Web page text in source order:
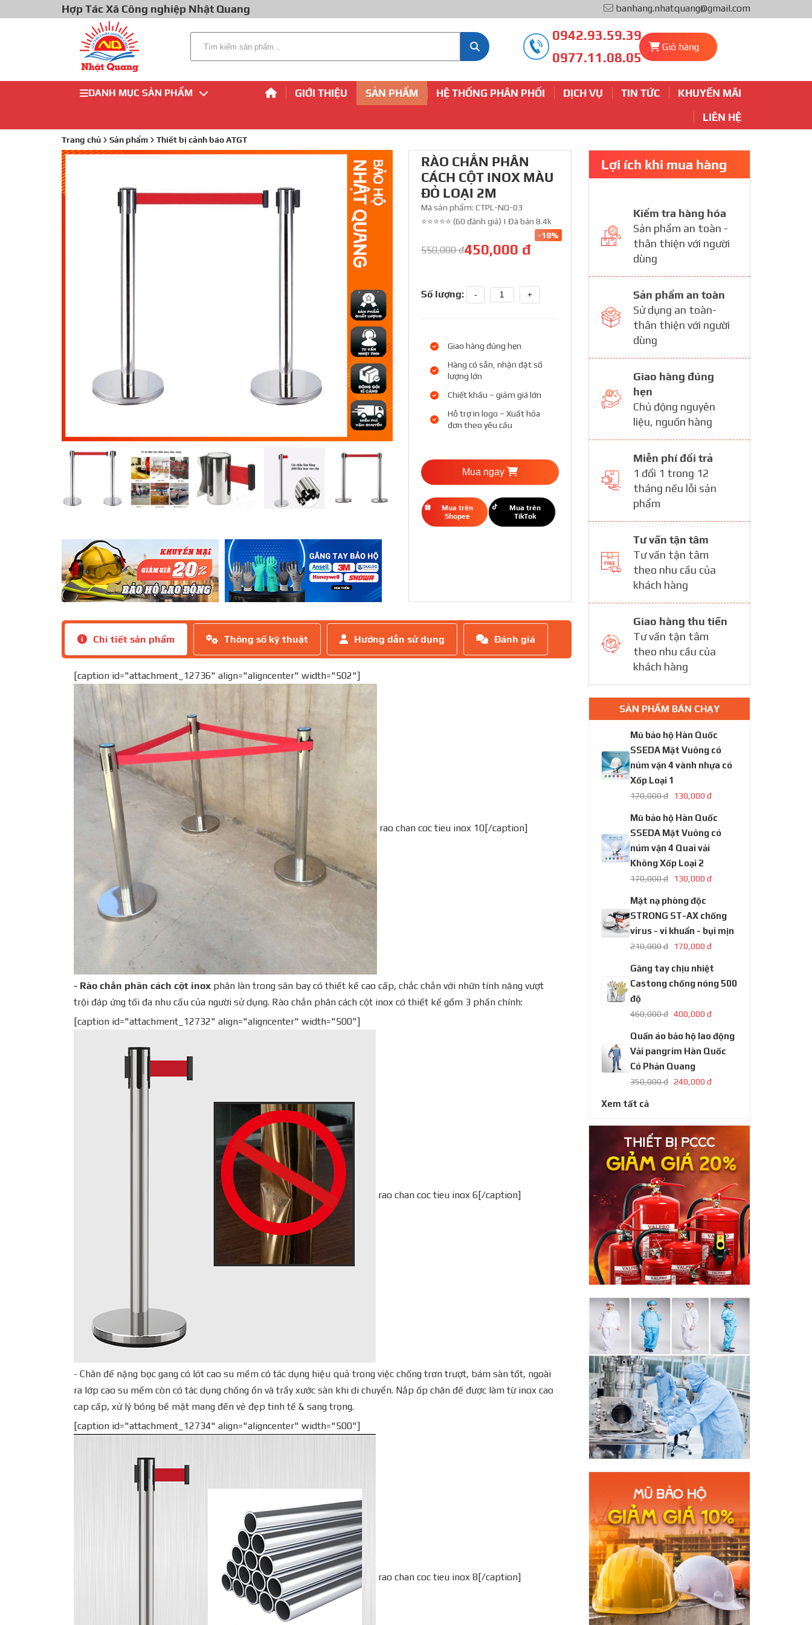
Hợp Tác Xã Công nghiệp Nhật Quang banhang.nhatquang@gmail.com
0942.93.59.39
0977.11.08.05
Giỏ hàng
DANH MỤC SẢN PHẨM GIỚI THIỆU SẢN PHẨM HỆ THỐNG PHÂN PHỐI DỊCH VỤ TIN TỨC
KHUYẾN MÃI
LIÊN HỆ
Trang chủ Sản phẩm Thiết bị cảnh báo ATGT
RÀO CHẮN PHÂN
CÁCH CỘT INOX MÀU
ĐỎ LOẠI 2M
Mã sản phẩm: CTPL-NQ-03
⭐⭐⭐⭐⭐ (60 đánh giá) | Đã bán 8.4k
550,000 đ450,000 đ
-18%
Số lượng: - +
Giao hàng đúng hẹn
Hàng có sẵn, nhận đặt số
lượng lớn
Chiết khấu – giảm giá lớn
Hỗ trợ in logo – Xuất hóa
đơn theo yêu cầu
Mua ngay
Mua trên
Shopee
Mua trên
TikTok
Chi tiết sản phẩm Thông số kỹ thuật Hướng dẫn sử dụng Đánh giá
[caption id="attachment_12736" align="aligncenter" width="502"]
rao chan coc tieu inox 10[/caption]
- Rào chắn phân cách cột inox phân làn trong sân bay có thiết kế cao cấp, chắc chắn với nhữn tính năng vượt
trội đáp ứng tối đa nhu cầu của người sử dụng. Rào chắn phân cách cột inox có thiết kế gồm 3 phần chính:
[caption id="attachment_12732" align="aligncenter" width="500"]
rao chan coc tieu inox 6[/caption]
- Chân đế nặng bọc gang có lót cao su mềm có tác dụng hiệu quả trong việc chống trơn trượt, bám sàn tốt, ngoài
ra lớp cao su mềm còn có tác dụng chống ồn và trầy xước sàn khi di chuyển. Nắp ốp chân đế được làm từ inox cao
cap cấp, xử lý bóng bề mặt mang đến vẻ đẹp tinh tế & sang trọng.
[caption id="attachment_12734" align="aligncenter" width="500"]
rao chan coc tieu inox 8[/caption]
Lợi ích khi mua hàng
Kiểm tra hàng hóa
Sản phẩm an toàn -
thân thiện với người
dùng
Sản phẩm an toàn
Sử dụng an toàn-
thân thiện với người
dùng
Giao hàng đúng
hẹn
Chủ động nguyên
liệu, nguồn hàng
Miễn phí đổi trả
1 đổi 1 trong 12
tháng nếu lỗi sản
phẩm
Tư vấn tận tâm
Tư vấn tận tâm
theo nhu cầu của
khách hàng
Giao hàng thu tiền
Tư vấn tận tâm
theo nhu cầu của
khách hàng
SẢN PHẨM BÁN CHẠY
Mũ bảo hộ Hàn Quốc
SSEDA Mặt Vuông có
núm vặn 4 vành nhựa có
Xốp Loại 1
170,000 đ 130,000 đ
Mũ bảo hộ Hàn Quốc
SSEDA Mặt Vuông có
núm vặn 4 Quai vải
Không Xốp Loại 2
170,000 đ 130,000 đ
Mặt nạ phòng độc
STRONG ST-AX chống
virus - vi khuẩn - bụi mịn
210,000 đ 170,000 đ
Găng tay chịu nhiệt
Castong chống nóng 500
độ
460,000 đ 400,000 đ
Quần áo bảo hộ lao động
Vải pangrim Hàn Quốc
Có Phản Quang
350,000 đ 240,000 đ
Xem tất cả